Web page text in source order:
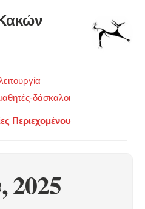
δάσκαλοι
Περιεχομένου
2025